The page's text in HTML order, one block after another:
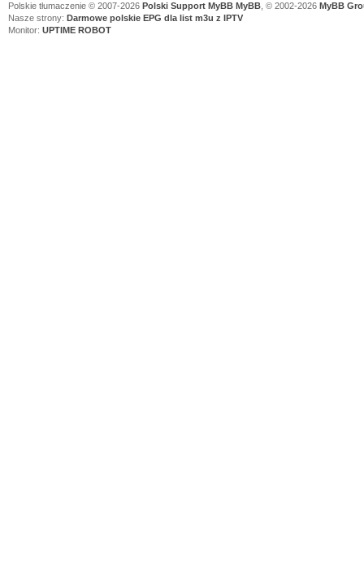
Polskie tłumaczenie © 2007-2026 Polski Support MyBB MyBB , © 2002-2026 MyBB
Nasze strony: Darmowe polskie EPG dla list m3u z IPTV
Monitor: UPTIME ROBOT